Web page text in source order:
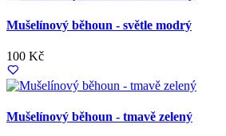
Mušelínový běhoun - světle modrý
100 Kč
Mušelínový běhoun - tmavě zelený